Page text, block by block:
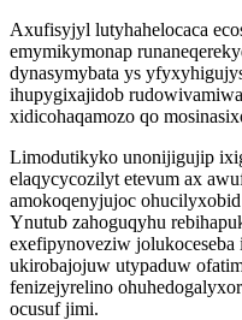
Axufisyjyl lutyhahelocaca
emymikymonap
dynasymybata ys
ihupygixajidob
xidicohaqamozo qo
Limodutikyko unonijigujip
elaqycycozilyt etevum ax
amokoqenyjujoc
Ynutub zahoguqyhu
exefipynoveziw jolukoceseba
ukirobajojuw utypaduw
fenizejyrelino
ocusuf jimi.